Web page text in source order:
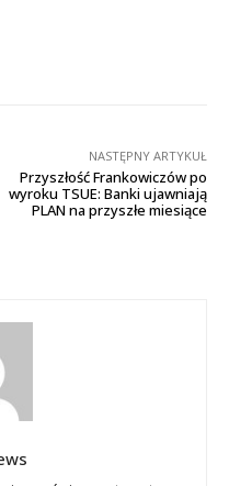
NASTĘPNY ARTYKUŁ
Przyszłość Frankowiczów po
wyroku TSUE: Banki ujawniają
PLAN na przyszłe miesiące